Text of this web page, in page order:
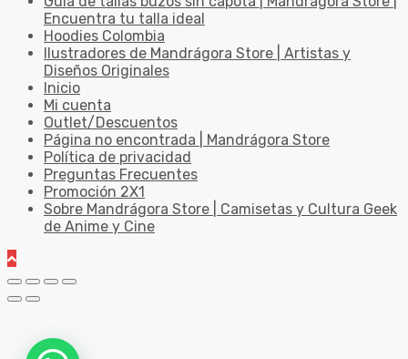
Encuentra tu talla ideal
Hoodies Colombia
Ilustradores de Mandrágora Store | Artistas y
Diseños Originales
Inicio
Mi cuenta
Outlet/Descuentos
Página no encontrada | Mandrágora Store
Política de privacidad
Preguntas Frecuentes
Promoción 2X1
Sobre Mandrágora Store | Camisetas y Cultura Geek
de Anime y Cine